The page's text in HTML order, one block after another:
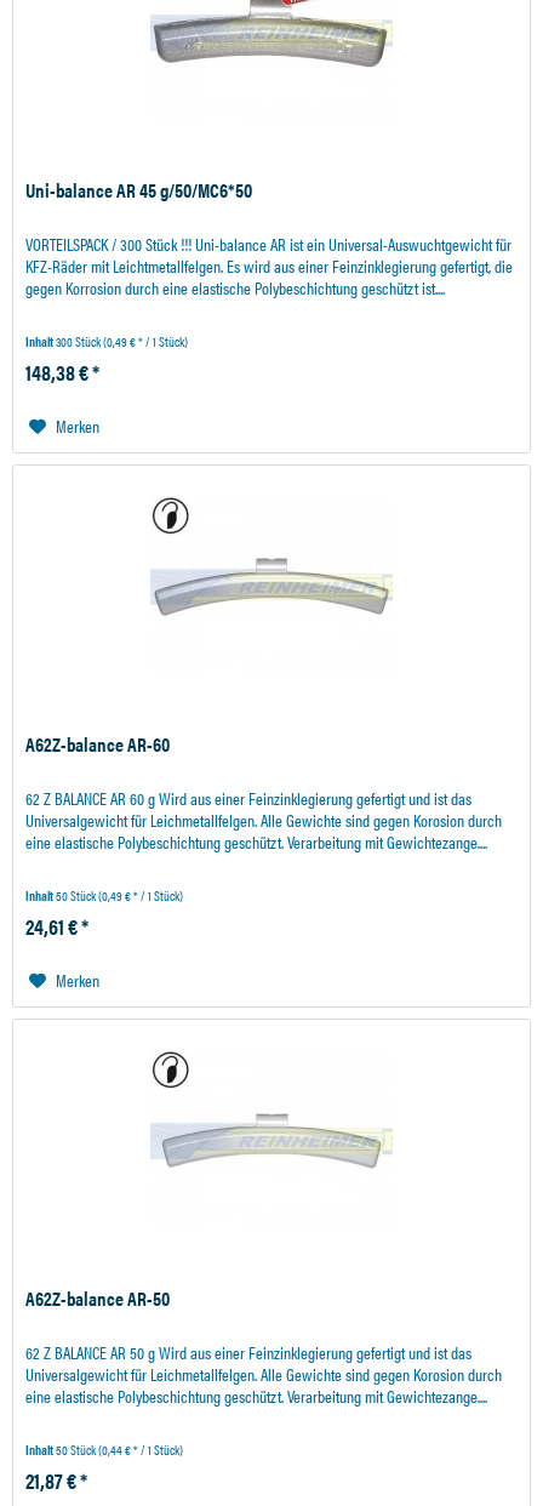
Uni-balance AR 45 g/50/MC6*50
VORTEILSPACK / 300 Stück !!! Uni-balance AR ist ein Universal-Auswuchtgewicht für
KFZ-Räder mit Leichtmetallfelgen. Es wird aus einer Feinzinklegierung gefertigt, die
gegen Korrosion durch eine elastische Polybeschichtung geschützt ist....
Inhalt300 Stück(0,49 € * / 1 Stück)
148,38 € *
Merken
A62Z-balance AR-60
62 Z BALANCE AR 60 g Wird aus einer Feinzinklegierung gefertigt und ist das
Universalgewicht für Leichmetallfelgen. Alle Gewichte sind gegen Korosion durch
eine elastische Polybeschichtung geschützt. Verarbeitung mit Gewichtezange....
Inhalt50 Stück(0,49 € * / 1 Stück)
24,61 € *
Merken
A62Z-balance AR-50
62 Z BALANCE AR 50 g Wird aus einer Feinzinklegierung gefertigt und ist das
Universalgewicht für Leichmetallfelgen. Alle Gewichte sind gegen Korosion durch
eine elastische Polybeschichtung geschützt. Verarbeitung mit Gewichtezange....
Inhalt50 Stück(0,44 € * / 1 Stück)
21,87 € *